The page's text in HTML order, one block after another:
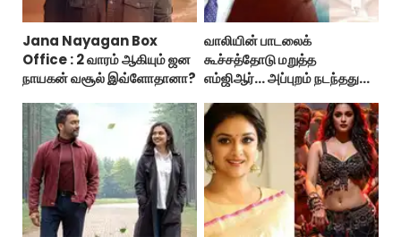
Jana Nayagan Box
Office : 2 வாரம் ஆகியும் ஜன
நாயகன் வசூல் இவ்ளோதானா?
வாலியின் பாடலைக்
கூச்சத்தோடு மறுத்த
எம்ஜிஆர்... அப்புறம் நடந்தது